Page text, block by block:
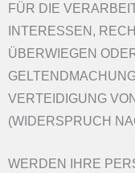
FÜR DIE
INTERESSEN,
ÜBERWIEGEN
VERTEIDIGUNG
(WIDERSPRUCH
WERDEN IHRE